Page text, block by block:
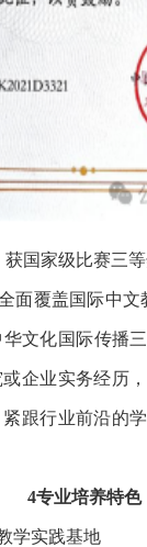
获国家级比赛三
面覆盖国际中文
华文化国际传播
企业实务经历
跟行业前沿的
4专业培养特色
学实践基地